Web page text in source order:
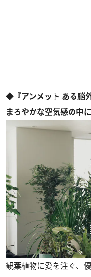
◆『アンメット ある脳
まろやかな空気感の中
観葉植物に愛を注ぐ、